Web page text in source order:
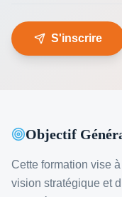
S'inscrire
Objectif
Cette formation vise
vision stratégique et